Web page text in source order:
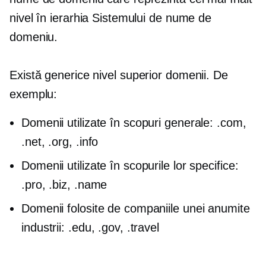
nivel în ierarhia Sistemului de nume de
domeniu.
Există generice nivel superior domenii. De
exemplu:
Domenii utilizate în scopuri generale: .com,
.net, .org, .info
Domenii utilizate în scopurile lor specifice:
.pro, .biz, .name
Domenii folosite de companiile unei anumite
industrii: .edu, .gov, .travel